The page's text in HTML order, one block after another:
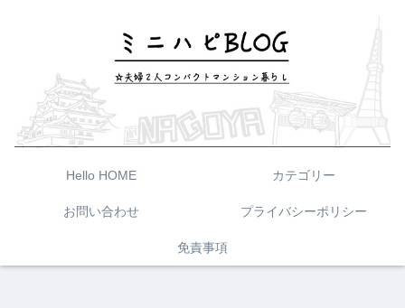
Hello HOME カテゴリー
お問い合わせ プライバシーポリシー
免責事項